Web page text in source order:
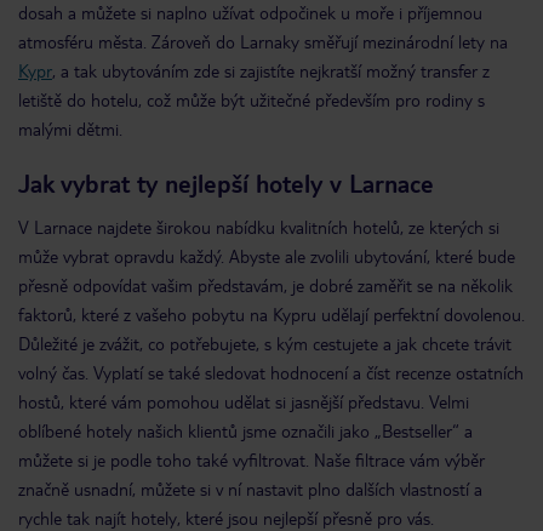
dosah a můžete si naplno užívat odpočinek u moře i příjemnou
atmosféru města. Zároveň do Larnaky směřují mezinárodní lety na
Kypr, a tak ubytováním zde si zajistíte nejkratší možný transfer z
letiště do hotelu, což může být užitečné především pro rodiny s
malými dětmi.
Jak vybrat ty nejlepší hotely v Larnace
V Larnace najdete širokou nabídku kvalitních hotelů, ze kterých si
může vybrat opravdu každý. Abyste ale zvolili ubytování, které bude
přesně odpovídat vašim představám, je dobré zaměřit se na několik
faktorů, které z vašeho pobytu na Kypru udělají perfektní dovolenou.
Důležité je zvážit, co potřebujete, s kým cestujete a jak chcete trávit
volný čas. Vyplatí se také sledovat hodnocení a číst recenze ostatních
hostů, které vám pomohou udělat si jasnější představu. Velmi
oblíbené hotely našich klientů jsme označili jako „Bestseller“ a
můžete si je podle toho také vyfiltrovat. Naše filtrace vám výběr
značně usnadní, můžete si v ní nastavit plno dalších vlastností a
rychle tak najít hotely, které jsou nejlepší přesně pro vás.